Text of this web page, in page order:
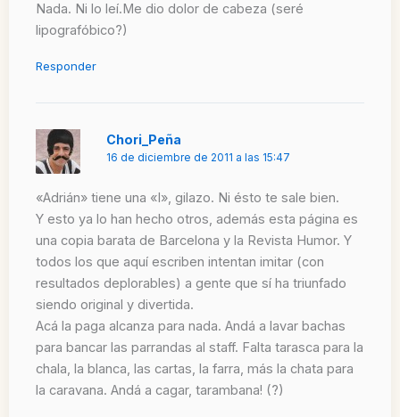
Nada. Ni lo leí.Me dio dolor de cabeza (seré
lipografóbico?)
Responder
Chori_Peña
16 de diciembre de 2011 a las 15:47
«Adrián» tiene una «I», gilazo. Ni ésto te sale bien.
Y esto ya lo han hecho otros, además esta página es
una copia barata de Barcelona y la Revista Humor. Y
todos los que aquí escriben intentan imitar (con
resultados deplorables) a gente que sí ha triunfado
siendo original y divertida.
Acá la paga alcanza para nada. Andá a lavar bachas
para bancar las parrandas al staff. Falta tarasca para la
chala, la blanca, las cartas, la farra, más la chata para
la caravana. Andá a cagar, tarambana! (?)